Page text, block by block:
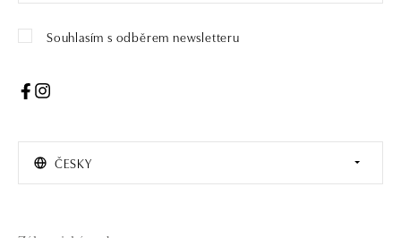
Souhlasím s odběrem newsletteru
ČESKY